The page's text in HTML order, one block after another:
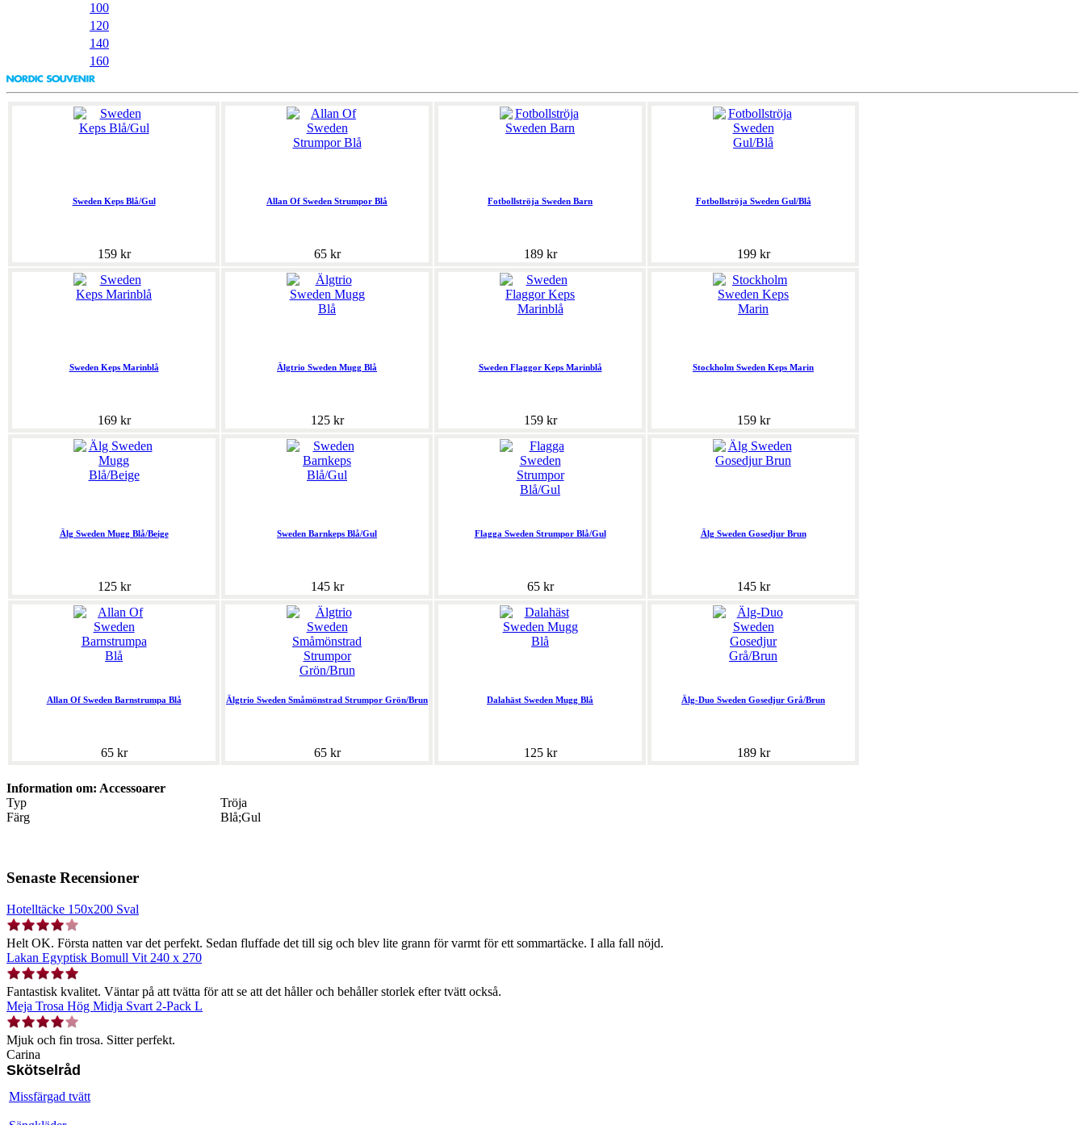
100
120
140
160
Sweden Keps Blå/Gul
159 kr
Allan Of Sweden Strumpor Blå
65 kr
Fotbollströja Sweden Barn
189 kr
Fotbollströja Sweden Gul/Blå
199 kr
Sweden Keps Marinblå
169 kr
Älgtrio Sweden Mugg Blå
125 kr
Sweden Flaggor Keps Marinblå
159 kr
Stockholm Sweden Keps Marin
159 kr
Älg Sweden Mugg Blå/Beige
125 kr
Sweden Barnkeps Blå/Gul
145 kr
Flagga Sweden Strumpor Blå/Gul
65 kr
Älg Sweden Gosedjur Brun
145 kr
Allan Of Sweden Barnstrumpa Blå
65 kr
Älgtrio Sweden Småmönstrad Strumpor Grön/Brun
65 kr
Dalahäst Sweden Mugg Blå
125 kr
Älg-Duo Sweden Gosedjur Grå/Brun
189 kr
Information om: Accessoarer
Typ
Tröja
Färg
Blå;Gul
Senaste Recensioner
Hotelltäcke 150x200 Sval
Helt OK. Första natten var det perfekt. Sedan fluffade det till sig och blev lite grann för varmt för ett sommartäcke. I alla fall nöjd.
Lakan Egyptisk Bomull Vit 240 x 270
Fantastisk kvalitet. Väntar på att tvätta för att se att det håller och behåller storlek efter tvätt också.
Meja Trosa Hög Midja Svart 2-Pack L
Mjuk och fin trosa. Sitter perfekt.
Carina
Skötselråd
Missfärgad tvätt